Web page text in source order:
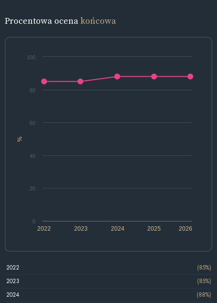
Procentowa ocenakońcowa
%
2022 2024 2026
2023 2025
0
20
40
60
80
100
2022
(85%)
2023
(85%)
2024
(88%)